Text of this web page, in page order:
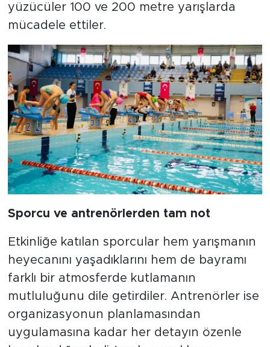
yüzücüler 100 ve 200 metre yarışlarda
mücadele ettiler.
Sporcu ve antrenörlerden tam not
Etkinliğe katılan sporcular hem yarışmanın
heyecanını yaşadıklarını hem de bayramı
farklı bir atmosferde kutlamanın
mutluluğunu dile getirdiler. Antrenörler ise
organizasyonun planlamasından
uygulamasına kadar her detayın özenle